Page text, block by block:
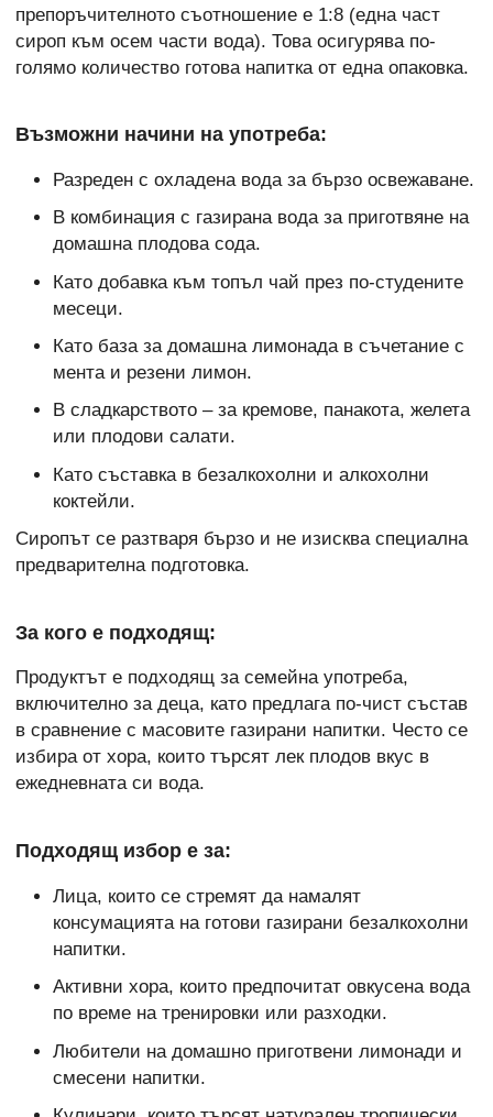
препоръчителното съотношение е 1:8 (една част
сироп към осем части вода). Това осигурява по-
голямо количество готова напитка от една опаковка.
Възможни начини на употреба:
Разреден с охладена вода за бързо освежаване.
В комбинация с газирана вода за приготвяне на
домашна плодова сода.
Като добавка към топъл чай през по-студените
месеци.
Като база за домашна лимонада в съчетание с
мента и резени лимон.
В сладкарството – за кремове, панакота, желета
или плодови салати.
Като съставка в безалкохолни и алкохолни
коктейли.
Сиропът се разтваря бързо и не изисква специална
предварителна подготовка.
За кого е подходящ:
Продуктът е подходящ за семейна употреба,
включително за деца, като предлага по-чист състав
в сравнение с масовите газирани напитки. Често се
избира от хора, които търсят лек плодов вкус в
ежедневната си вода.
Подходящ избор е за:
Лица, които се стремят да намалят
консумацията на готови газирани безалкохолни
напитки.
Активни хора, които предпочитат овкусена вода
по време на тренировки или разходки.
Любители на домашно приготвени лимонади и
смесени напитки.